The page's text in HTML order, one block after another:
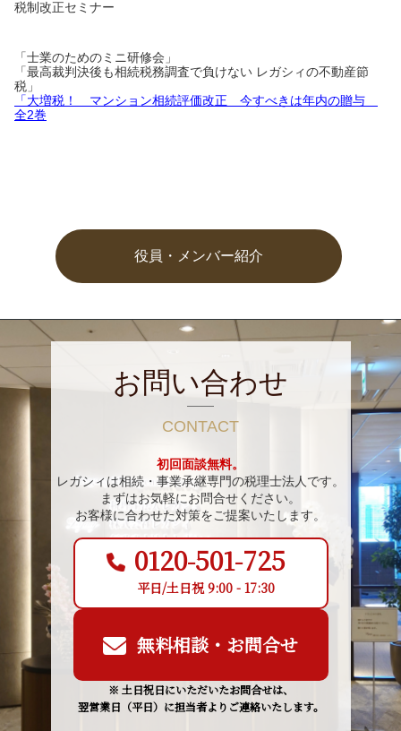
税制改正セミナー
「士業のためのミニ研修会」
「最高裁判決後も相続税務調査で負けない レガシィの不動産節
税」
「大増税！ マンション相続評価改正 今すべきは年内の贈与
全2巻
役員・メンバー紹介
お問い合わせ
CONTACT
初回面談無料。
レガシィは相続・事業承継専門の税理士法人です。
まずはお気軽にお問合せください。
お客様に合わせた対策をご提案いたします。
0120-501-725
平日/土日祝 9:00 - 17:30
無料相談・お問合せ
※ 土日祝日にいただいたお問合せは、
翌営業日（平日）に担当者よりご連絡いたします。